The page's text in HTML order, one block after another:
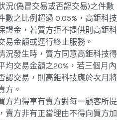
況(偽冒交易或否認交易)之件數
數之比例超過 0.05%，高鉅科技
證金，若賣方拒不提供則高鉅科
易金額或逕行終止服務。
況發生時，賣方同意高鉅科技得
均交易金額之20%，若三個月內
認交易，則高鉅科技應於次月將
方。
方均得享有賣方對每一顧客所提
賣方非有正當理由不得向買方加